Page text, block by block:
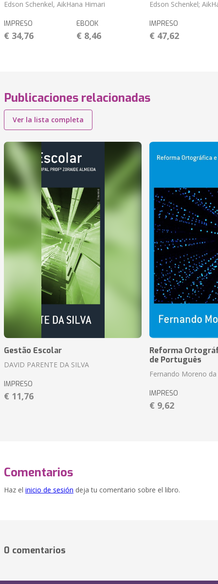
Edson Schenkel, AikHana Himari
IMPRESO
€ 34,76
EBOOK
€ 8,46
Edson Schenkel;
IMPRESO
€ 47,62
Publicaciones relacionadas
Ver la lista completa
Gestão Escolar
DAVID PARENTE DA SILVA
IMPRESO
€ 11,76
Reforma
de Português
Fernando Moreno da
IMPRESO
€ 9,62
Comentarios
Haz el inicio de sesión deja tu comentario sobre el libro.
0 comentarios